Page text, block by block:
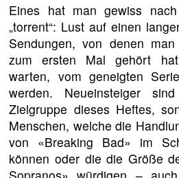
Eines hat man gewiss
„torrent“: Lust auf einen
Sendungen, von denen
zum ersten Mal gehört
warten, vom geneigten
werden. Neueinsteiger
Zielgruppe dieses Heftes,
Menschen, welche die
von «Breaking Bad» im
können oder die die Größe